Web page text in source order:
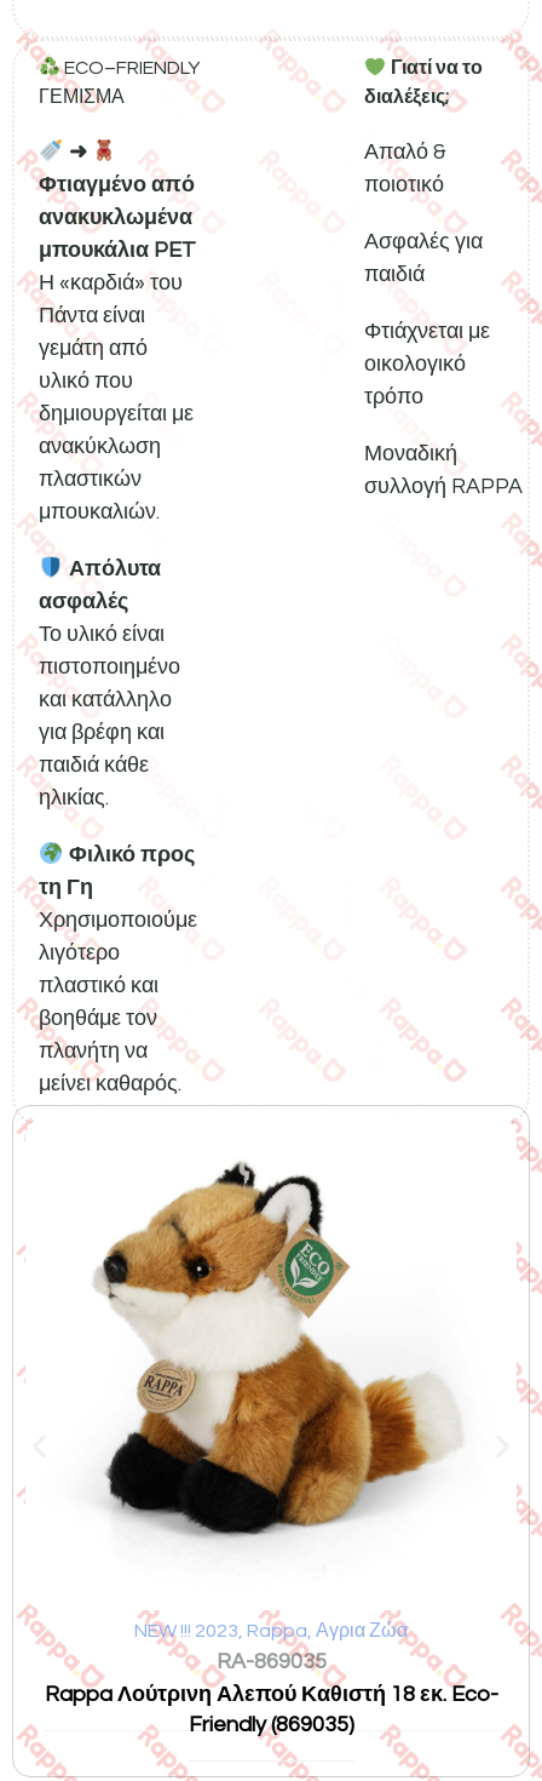
ECO–FRIENDLY
ΓΕΜΙΣΜΑ
➜
Φτιαγμένο από
ανακυκλωμένα
μπουκάλια PET
Η «καρδιά» του
Πάντα είναι
γεμάτη από
υλικό που
δημιουργείται με
ανακύκλωση
πλαστικών
μπουκαλιών.
Απόλυτα
ασφαλές
Το υλικό είναι
πιστοποιημένο
και κατάλληλο
για βρέφη και
παιδιά κάθε
ηλικίας.
Φιλικό προς
τη Γη
Χρησιμοποιούμε
λιγότερο
πλαστικό και
βοηθάμε τον
πλανήτη να
μείνει καθαρός.
Γιατί να το
διαλέξεις;
Απαλό &
ποιοτικό
Ασφαλές για
παιδιά
Φτιάχνεται με
οικολογικό
τρόπο
Μοναδική
συλλογή RAPPA
NEW !!! 2023 Rappa Αγρια Ζώα
RA-869035
Rappa Λούτρινη Αλεπού Καθιστή 18 εκ. Eco-
Friendly (869035)